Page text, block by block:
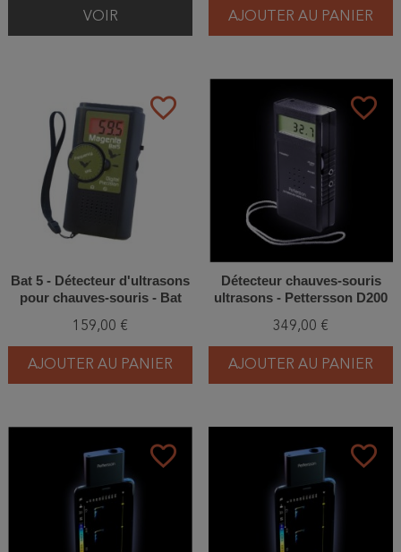
VOIR AJOUTER AU PANIER
favorite_border
Bat 5 - Détecteur d'ultrasons
pour chauves-souris - Bat
159,00 €
AJOUTER AU PANIER
favorite_border
Détecteur chauves-souris
ultrasons - Pettersson D200
349,00 €
AJOUTER AU PANIER
favorite_border favorite_border